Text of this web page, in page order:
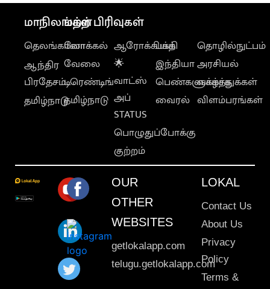
மாநிலங்கள்
தெலங்கானா
ஆந்திர
பிரதேசம்
தமிழ்நாடு
மற்ற பிரிவுகள்
லோக்கல்
வேலை
டிரெண்டிங்
தமிழ்நாடு
ஆரோக்கியம்
🌟
வாட்ஸ்
அப்
STATUS
பொழுதுப்போக்கு
குற்றம்
பக்தி
இந்தியா
பெண்களுக்காக
வைரல்
தொழில்நுட்பம்
அரசியல்
வாழ்த்துக்கள்
விளம்பரங்கள்
OUR
OTHER
WEBSITES
getlokalapp.com
telugu.getlokalapp.com
LOKAL
Contact Us
About Us
Privacy
Policy
Terms &